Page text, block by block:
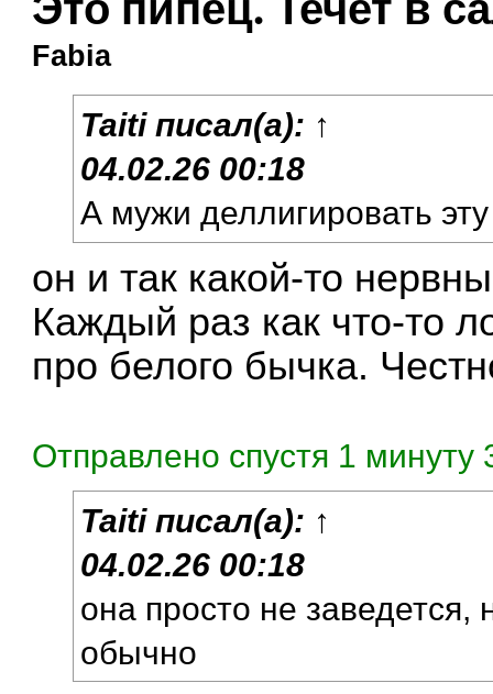
Fabia
Taitiписал(а): ↑
04.02.26 00:18
А мужи деллигировать
он и так какой-то
Каждый раз как что-то
про белого бычка.
Отправлено спустя 1 минуту
Taitiписал(а): ↑
04.02.26 00:18
она просто не заведется,
обычно